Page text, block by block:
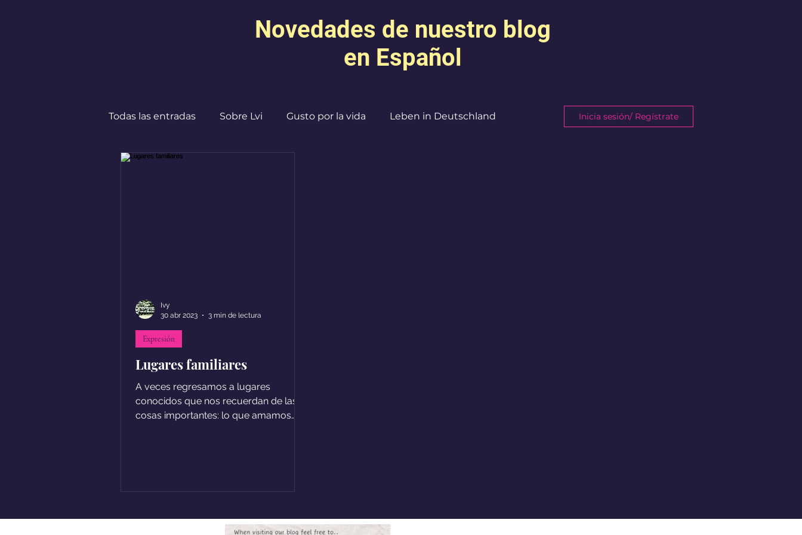
Novedades de nuestro blog
en Español
Todas las entradas Sobre Lvi Gusto por la vida Leben in Deutschland Inicia sesión/ Regístrate
Lugares familiares
A veces regresamos a lugares
conocidos que nos recuerdan de las
cosas importantes: lo que amamos
Expresión
Ivy
30 abr 2023
3 min de lectura